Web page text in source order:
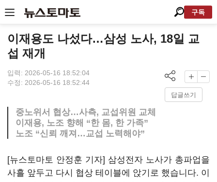
구독
이재용도 나섰다…삼성 노사, 18일 교
섭 재개
입력: 2026-05-16 18:52:04
수정: 2026-05-16 18:52:44
답글쓰기
중노위서 협상…사측, 교섭위원 교체
이재용, 노조 향해 “한 몸, 한 가족”
노조 “신뢰 깨져…교섭 노력해야”
[뉴스토마토 안정훈 기자] 삼성전자 노사가 총파업을
사흘 앞두고 다시 협상 테이블에 앉기로 했습니다. 이